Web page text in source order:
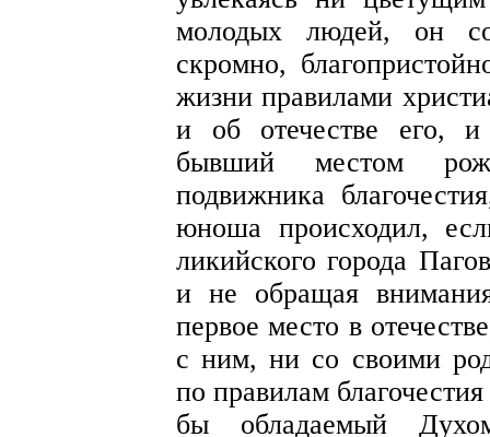
молодых людей, он
скромно,
жизни правилами
и об отечестве его, и
бывший местом
подвижника
юноша происходил,
ликийского города
и не обращая
первое место в
с ним, ни со своими
по правилам
бы обладаемый